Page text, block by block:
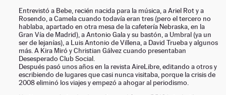
Entrevistó a Bebe, recién nacida para la música, a Ariel Rot y a
Rosendo, a Camela cuando todavía eran tres (pero el tercero no
hablaba, apartado en otra mesa de la cafetería Nebraska, en la
Gran Vía de Madrid), a Antonio Gala y su bastón, a Umbral (ya un
ser de lejanías), a Luis Antonio de Villena, a David Trueba y algunos
más. A Kira Miró y Christian Gálvez cuando presentaban
Desesperado Club Social.
Después pasó unos años en la revista AireLibre, editando a otros y
escribiendo de lugares que casi nunca visitaba, porque la crisis de
2008 eliminó los viajes y empezó a ahogar al periodismo.